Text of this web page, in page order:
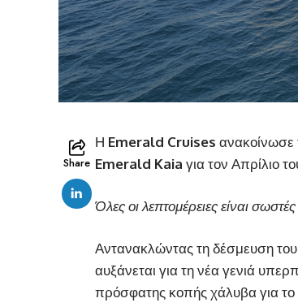
Share
Η Emerald Cruises ανακοίνωσε
Emerald Kaia για τον Απρίλιο
Όλες οι λεπτομέρειες είναι
Αντανακλώντας τη δέσμευση του
αυξάνεται για τη νέα γενιά
πρόσφατης κοπής χάλυβα για το